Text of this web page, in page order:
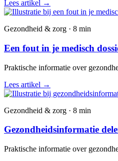
Lees artikel →
Gezondheid & zorg · 8 min
Een fout in je medisch
Praktische informatie over
Lees artikel →
Gezondheid & zorg · 8 min
Gezondheidsinformatie
Praktische informatie over